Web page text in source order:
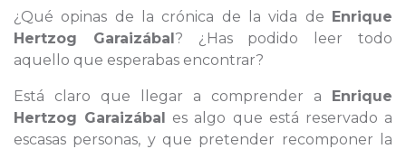
¿Qué opinas de la crónica de la vida de Enrique
Hertzog Garaizábal? ¿Has podido leer todo
aquello que esperabas encontrar?
Está claro que llegar a comprender a Enrique
Hertzog Garaizábal es algo que está reservado a
escasas personas, y que pretender recomponer la